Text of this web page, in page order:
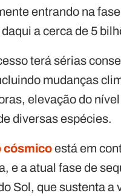
entrando na
a cerca de 5
terá sérias
mudanças
elevação do
diversas espécies.
cósmicoestá em
e a atual fase de
Sol, que sustenta a